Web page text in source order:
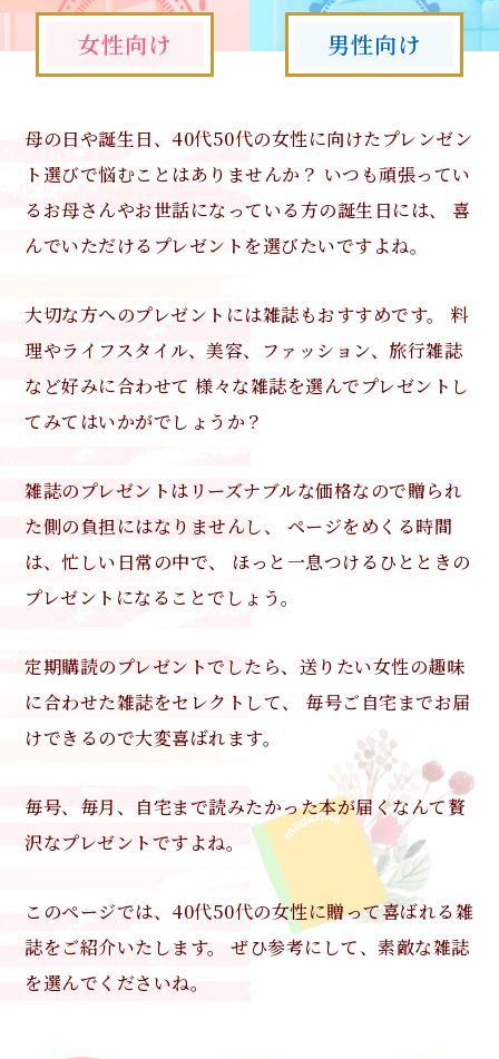
女性向け 男性向け
母の日や誕生日、40代50代の女性に向けたプレンゼン
ト選びで悩むことはありませんか？ いつも頑張ってい
るお母さんやお世話になっている方の誕生日には、
喜
んでいただけるプレゼントを選びたいですよね。
大切な方へのプレゼントには雑誌もおすすめです。
料
理やライフスタイル、美容、ファッション、旅行雑誌
など好みに合わせて 様々な雑誌を選んでプレゼントし
てみてはいかがでしょうか？
雑誌のプレゼントはリーズナブルな価格なので贈られ
た側の負担にはなりませんし、
ページをめくる時間
は、忙しい日常の中で、
ほっと一息つけるひとときの
プレゼントになることでしょう。
定期購読のプレゼントでしたら、送りたい女性の趣味
に合わせた雑誌をセレクトして、
毎号ご自宅までお届
けできるので大変喜ばれます。
毎号、毎月、自宅まで読みたかった本が届くなんて贅
沢なプレゼントですよね。
このページでは、40代50代の女性に贈って喜ばれる雑
誌をご紹介いたします。
ぜひ参考にして、素敵な雑誌
を選んでくださいね。